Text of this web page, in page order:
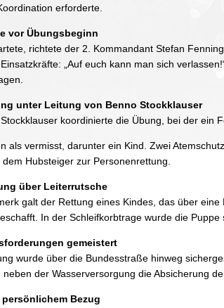
erforderte.
vor Übungsbeginn
richtete der 2. Kommandant Stefan
„Auf euch kann man sich
unter Leitung von Benno Stockklauser
koordinierte die Übung, bei der ein
als vermisst, darunter ein Kind. Zwei
Hubsteiger zur Personenrettung.
über Leiterrutsche
galt der Rettung eines Kindes, das über
In der Schleifkorbtrage wurde die
gemeistert
wurde über die Bundesstraße hinweg
der Wasserversorgung die Absicherung
Bezug